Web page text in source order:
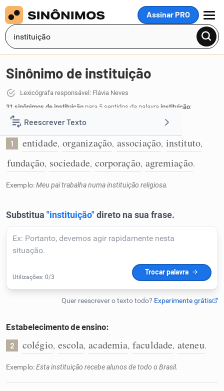
Assinar PRO
MENU
Reescrever Texto
Resumir Texto
Humanizador de IA
Cata-letras
Caça-palavras
Sinônimo de instituição
Lexicógrafa responsável: Flávia Neves
31 sinônimos de instituição para 5 sentidos da palavra instituição:
Uma entidade ou organização:
1 entidade, organização, associação, instituto,
fundação, sociedade, corporação, agremiação.
Exemplo:Meu pai trabalha numa instituição religiosa.
Estabelecimento de ensino:
2 colégio, escola, academia, faculdade, ateneu.
Exemplo:Esta instituição recebe alunos de todo o Brasil.